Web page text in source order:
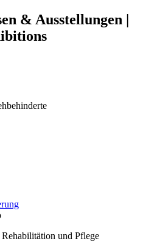
& Ausstellungen |
und Pflege